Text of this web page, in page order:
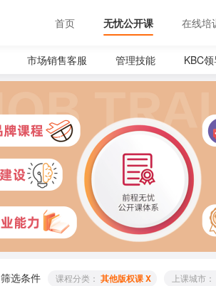
首页 无忧公开课 在线培
市场销售客服 管理技能 KBC
筛选条件 课程分类： 其他版权课 X 上课城市：